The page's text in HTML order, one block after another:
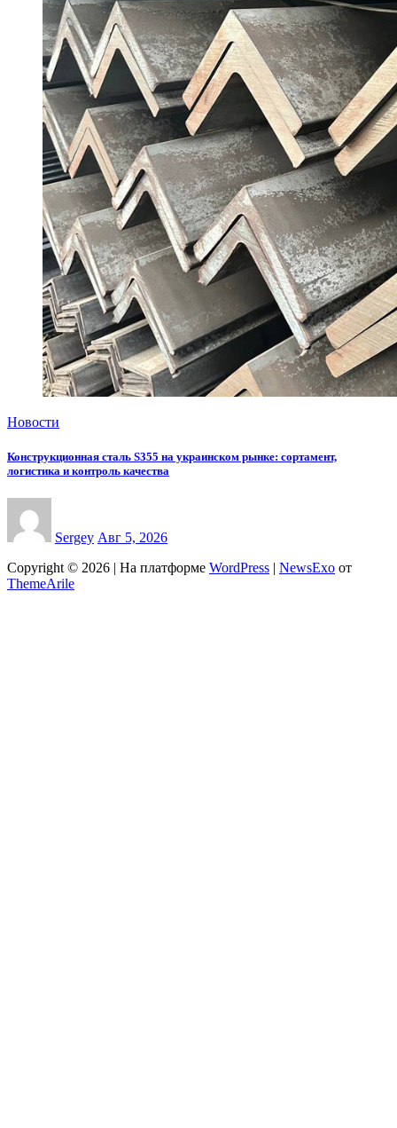
Новости
Конструкционная сталь S355 на украинском рынке: сортамент,
логистика и контроль качества
Sergey Авг 5, 2026
Copyright © 2026 | На платформе WordPress NewsExo от
ThemeArile